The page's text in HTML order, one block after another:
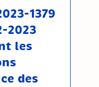
1379
2023
les
des